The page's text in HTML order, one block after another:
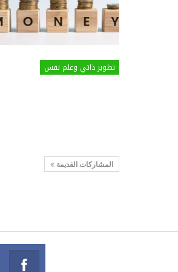
تطوير ذاتي وعلم نفس
المشاركات القديمة